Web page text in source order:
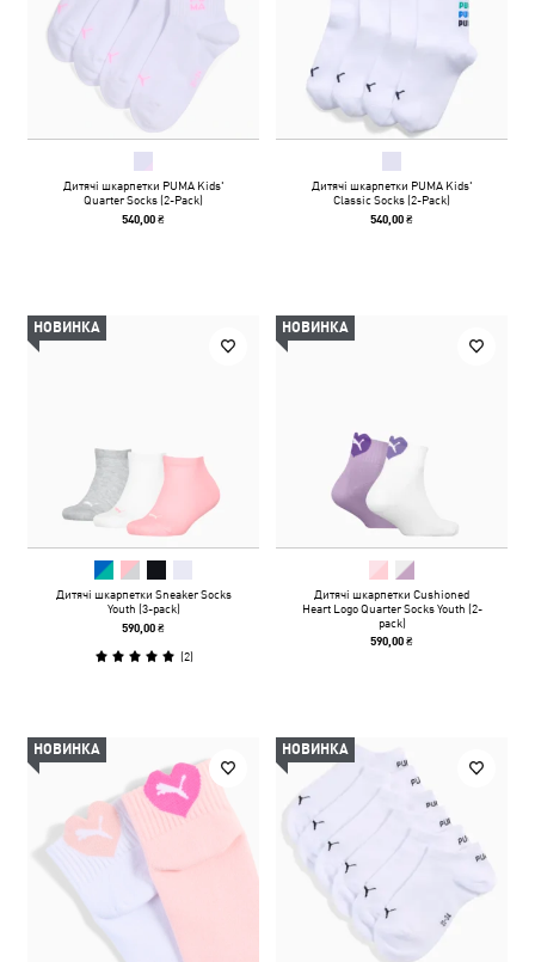
Дитячі шкарпетки PUMA Kids'
Quarter Socks (2-Pack)
540,00 ₴
Дитячі шкарпетки PUMA Kids'
Classic Socks (2-Pack)
540,00 ₴
НОВИНКА
Дитячі шкарпетки Sneaker Socks
Youth (3-pack)
590,00 ₴
(2)
НОВИНКА
Дитячі шкарпетки Cushioned
Heart Logo Quarter Socks Youth (2-
pack)
590,00 ₴
НОВИНКА НОВИНКА